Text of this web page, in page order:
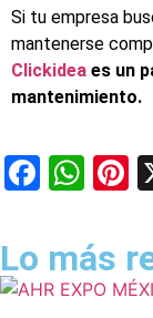
Si tu empresa
mantenerse
Clickidea es un
mantenimiento.
Lo más